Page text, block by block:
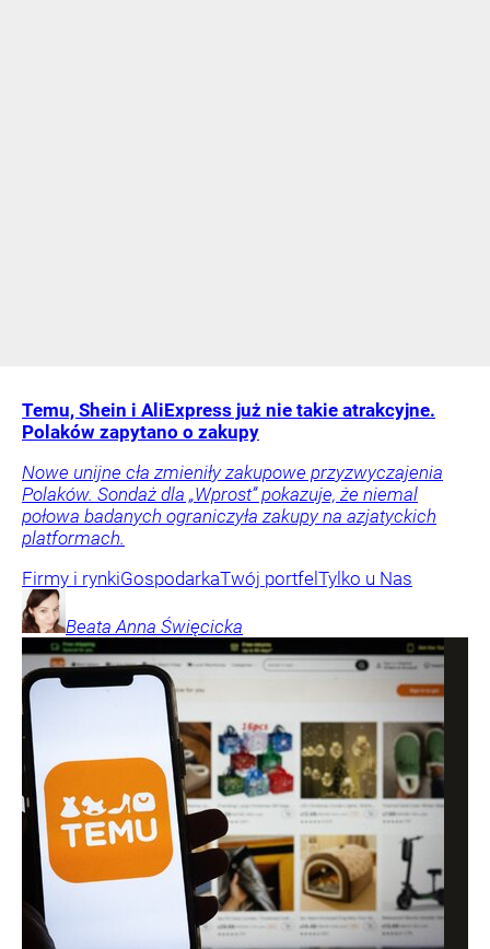
Temu, Shein i AliExpress już nie takie atrakcyjne.
Polaków zapytano o zakupy
Nowe unijne cła zmieniły zakupowe przyzwyczajenia
Polaków. Sondaż dla „Wprost” pokazuje, że niemal
połowa badanych ograniczyła zakupy na azjatyckich
platformach.
Firmy i rynkiGospodarkaTwój portfel Tylko u Nas
Beata Anna Święcicka